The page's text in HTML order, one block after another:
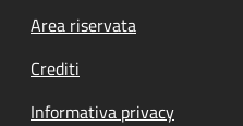
Footer menu
Area riservata
Crediti
Informativa privacy